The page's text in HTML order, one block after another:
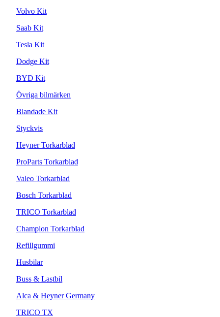
Volvo Kit
Saab Kit
Tesla Kit
Dodge Kit
BYD Kit
Övriga bilmärken
Blandade Kit
Styckvis
Heyner Torkarblad
ProParts Torkarblad
Valeo Torkarblad
Bosch Torkarblad
TRICO Torkarblad
Champion Torkarblad
Refillgummi
Husbilar
Buss & Lastbil
Alca & Heyner Germany
TRICO TX